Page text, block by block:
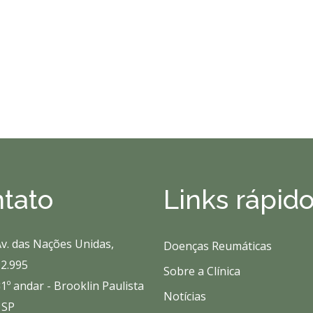
das Nações Unidas,
andar - Brooklin Paulista
Links
Doenças Reumáticas
Sobre a Clínica
Notícias